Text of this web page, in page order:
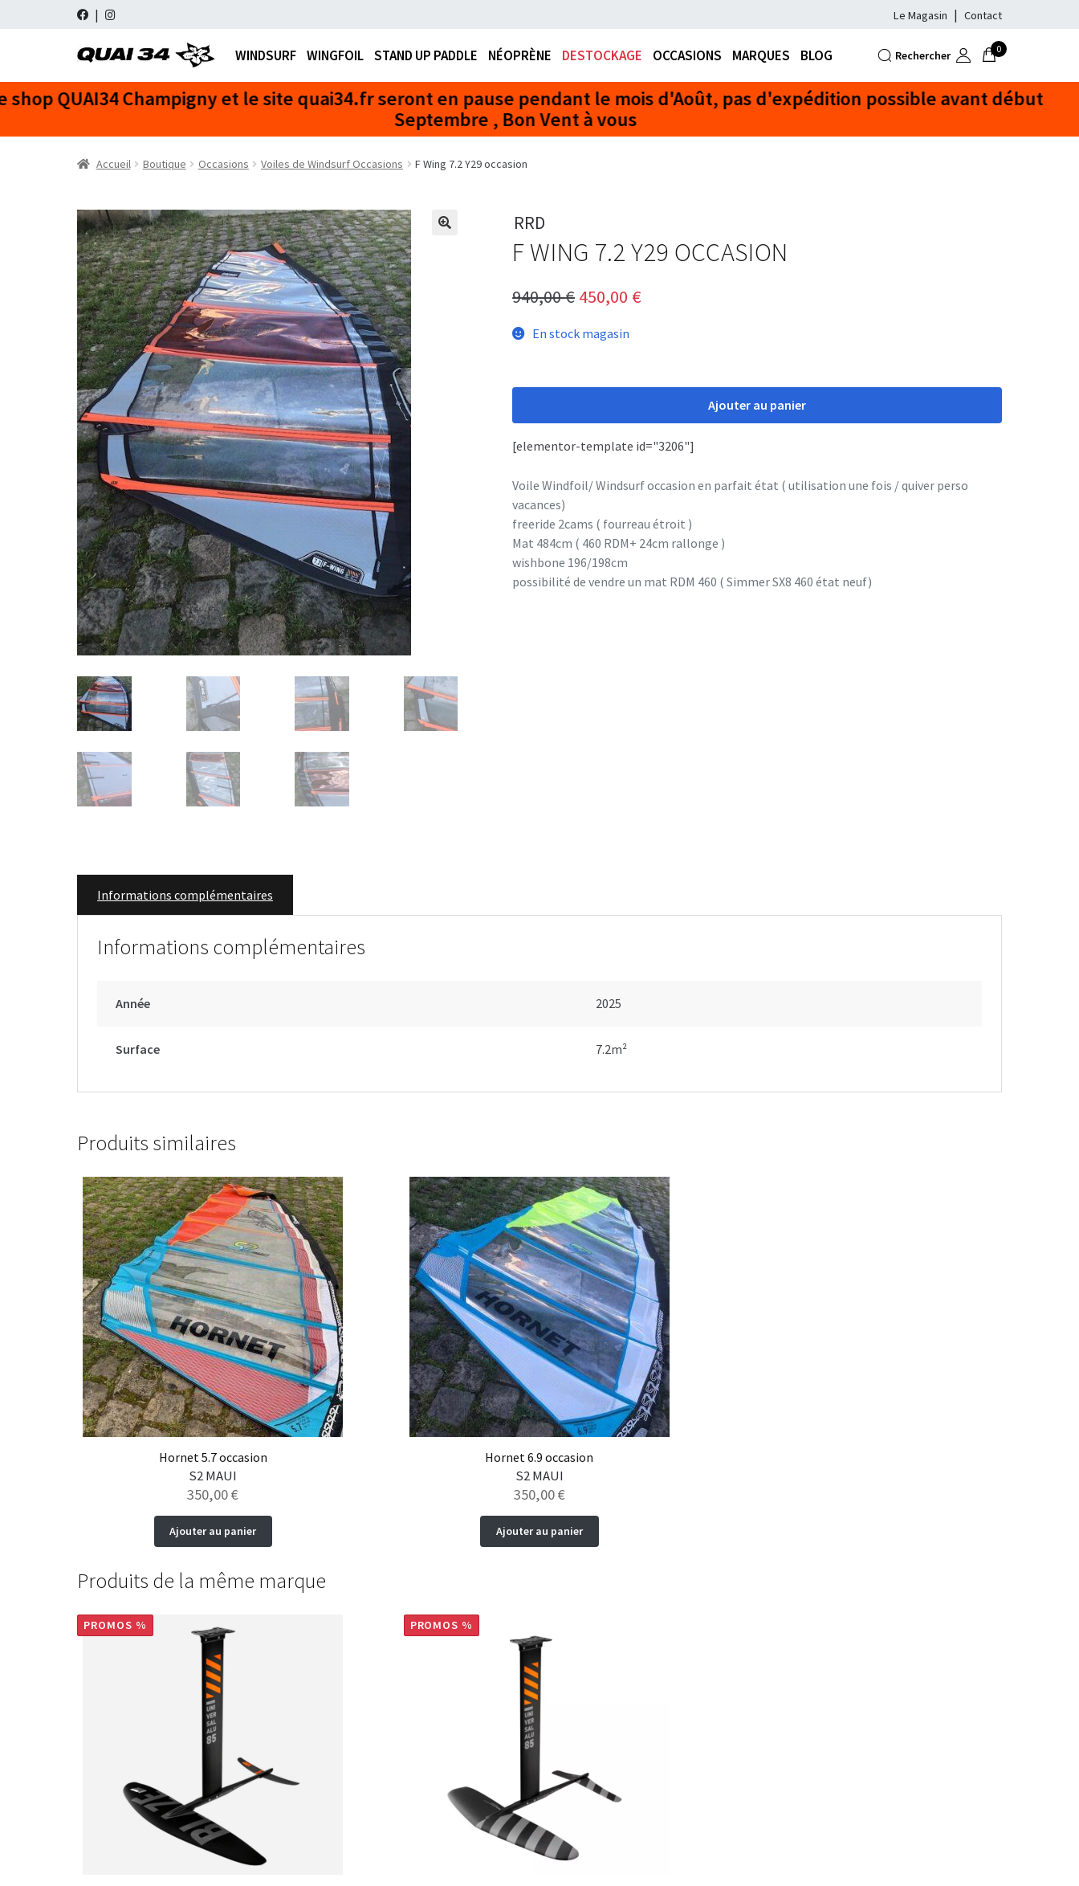
Le Magasin Contact
Aller
à
la
Aller
au
contenu
WINDSURF WINGFOIL STAND UP PADDLE NÉOPRÈNE DESTOCKAGE OCCASIONS MARQUES BLOG Rechercher 0
Recherche
Recherche
FERMETURE EN AOÛT
Accueil Boutique Occasions Voiles de Windsurf Occasions F Wing 7.2 Y29 occasion
RRD
F WING 7.2 Y29 OCCASION
940,00€ Le
était :
450,00 €
est :
En stock magasin
F
Wing
Y29
occasion
Ajouter au panier
[elementor-template id="3206"]
Voile Windfoil/ Windsurf occasion en parfait état ( utilisation une fois / quiver perso
vacances)
freeride 2cams ( fourreau étroit )
Mat 484cm ( 460 RDM+ 24cm rallonge )
wishbone 196/198cm
possibilité de vendre un mat RDM 460 ( Simmer SX8 460 état neuf)
Informations complémentaires
Informations complémentaires
Année 2025
Surface 7.2m²
Produits similaires
Hornet 5.7 occasion
S2 MAUI
350,00€
Ajouter au panier
Hornet 6.9 occasion
S2 MAUI
350,00€
Ajouter au panier
Produits de la même marque
PROMOS % PROMOS %